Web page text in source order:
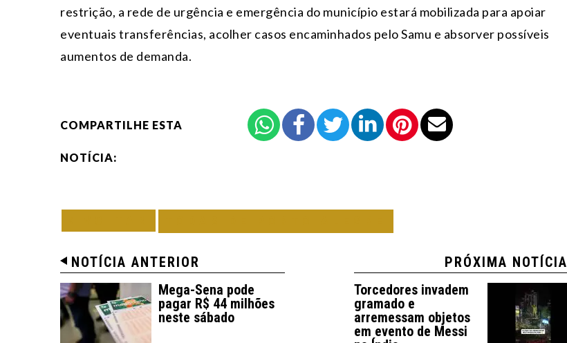
restrição, a rede de urgência e emergência do município estará mobilizada para apoiar
eventuais transferências, acolher casos encaminhados pelo Samu e absorver possíveis
aumentos de demanda.
COMPARTILHE ESTA
NOTÍCIA:
NOTÍCIA ANTERIOR
Mega-Sena pode
pagar R$ 44 milhões
neste sábado
PRÓXIMA NOTÍCIA
Torcedores invadem
gramado e
arremessam objetos
em evento de Messi